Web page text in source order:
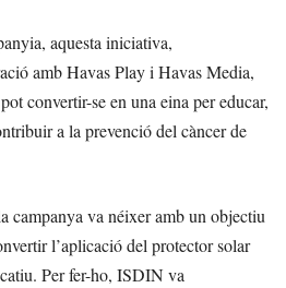
aquesta iniciativa,
amb Havas Play i Havas Media,
convertir-se en una eina per educar,
a la prevenció del càncer de
campanya va néixer amb un objectiu
l’aplicació del protector solar
Per fer-ho, ISDIN va